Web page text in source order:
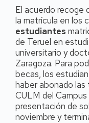
El acuerdo recoge
la matrícula en los
estudiantes
de Teruel en
universitario y
Zaragoza. Para
becas, los
haber abonado las
CULM del
presentación de
noviembre y